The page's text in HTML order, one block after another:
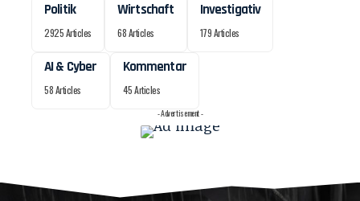
Politik
2925 Articles
Wirtschaft
68 Articles
Investigativ
179 Articles
AI & Cyber
58 Articles
Kommentar
45 Articles
- Advertisement -